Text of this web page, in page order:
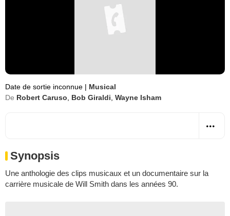
Date de sortie inconnue | Musical
De Robert Caruso Bob Giraldi Wayne Isham
Synopsis
Une anthologie des clips musicaux et un documentaire sur la
carrière musicale de Will Smith dans les années 90.